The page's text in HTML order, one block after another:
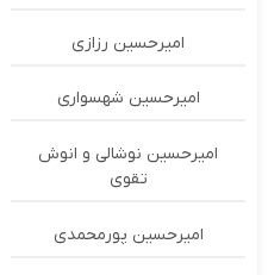
امیرحسین رزازی
امیرحسین شهسواری
امیرحسین نوشالی و انوش
تقوی
امیرحسین پورمحمدی